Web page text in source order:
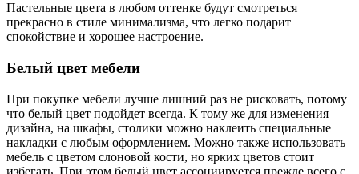
Пастельные цвета в любом оттенке будут смотреться
прекрасно в стиле минимализма, что легко подарит
спокойствие и хорошее настроение.
Белый цвет мебели
При покупке мебели лучше лишний раз не рисковать, потому
что белый цвет подойдет всегда. К тому же для изменения
дизайна, на шкафы, столики можно наклеить специальные
накладки с любым оформлением. Можно также использовать
мебель с цветом слоновой кости, но ярких цветов стоит
избегать. При этом белый цвет ассоциируется прежде всего с